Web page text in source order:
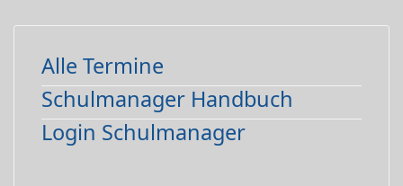
Alle Termine
Schulmanager Handbuch
Login Schulmanager